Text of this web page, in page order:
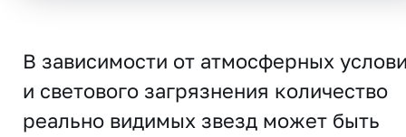
В зависимости от атмосферных
и светового загрязнения количество
реально видимых звезд может быть